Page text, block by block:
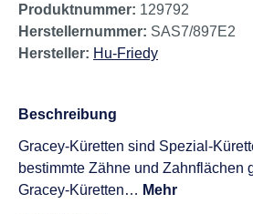
Produktnummer: 129792
Herstellernummer: SAS7/897E2
Hersteller: Hu-Friedy
Beschreibung
Gracey-Küretten sind Spezial-
bestimmte Zähne und Zahnflächen
Gracey-Küretten… Mehr